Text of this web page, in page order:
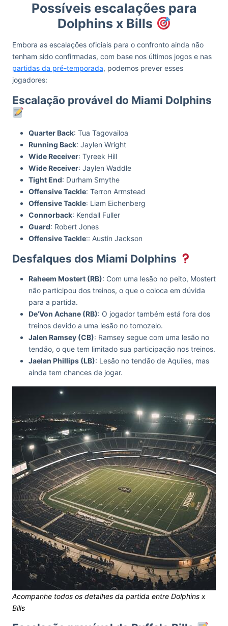
Possíveis escalações para
Dolphins x Bills
Embora as escalações oficiais para o confronto ainda não
tenham sido confirmadas, com base nos últimos jogos e nas
partidas da pré-temporada, podemos prever esses
jogadores:
Escalação provável do Miami Dolphins
Quarter Back: Tua Tagovailoa
Running Back: Jaylen Wright
Wide Receiver: Tyreek Hill
Wide Receiver: Jaylen Waddle
Tight End: Durham Smythe
Offensive Tackle: Terron Armstead
Offensive Tackle: Liam Eichenberg
Connorback: Kendall Fuller
Guard: Robert Jones
Offensive Tackle:: Austin Jackson
Desfalques dos Miami Dolphins
Raheem Mostert (RB): Com uma lesão no peito, Mostert
não participou dos treinos, o que o coloca em dúvida
para a partida.
De’Von Achane (RB): O jogador também está fora dos
treinos devido a uma lesão no tornozelo.
Jalen Ramsey (CB): Ramsey segue com uma lesão no
tendão, o que tem limitado sua participação nos treinos.
Jaelan Phillips (LB): Lesão no tendão de Aquiles, mas
ainda tem chances de jogar.
Acompanhe todos os detalhes da partida entre Dolphins x
Bills